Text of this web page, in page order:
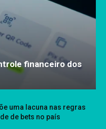
financeiro dos
uma lacuna nas regras
de bets no país